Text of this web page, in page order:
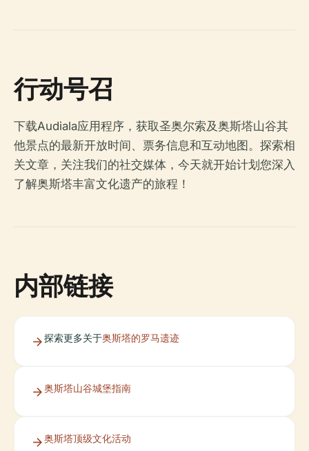
行动号召
下载Audiala应用程序，获取圣奥尔索及奥斯塔山谷其
他景点的最新开放时间、票务信息和互动地图。探索相
关文章，关注我们的社交媒体，今天就开始计划您深入
了解奥斯塔丰富文化遗产的旅程！
内部链接
探索更多关于奥斯塔的罗马遗迹
奥斯塔山谷城堡指南
奥斯塔顶级文化活动